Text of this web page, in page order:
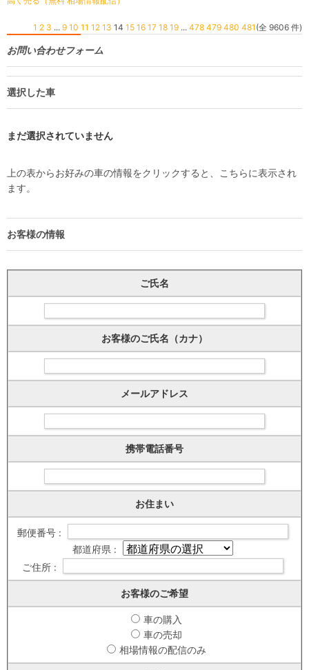
1 2 3 ... 9 10 11 12 13 14 15 16 17 18 19 ... 478 479 480 481 (全 9606 件)
お問い合わせフォーム
選択した車
まだ選択されていません
上の表からお好みの車の情報をクリックすると、こちらに表示され
ます。
お客様の情報
ご氏名
お客様のご氏名（カナ）
メールアドレス
携帯電話番号
お住まい
郵便番号 :
都道府県 :
ご住所 :
お客様のご希望
車の購入
車の売却
相場情報の配信のみ